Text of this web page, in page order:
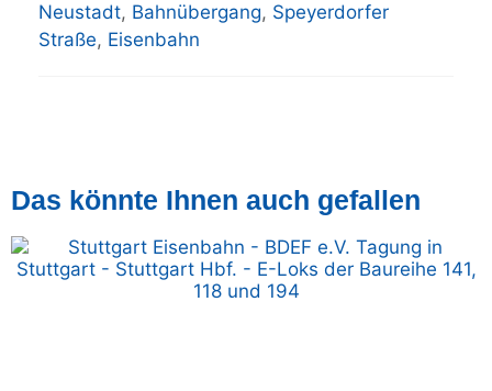
Neustadt, Bahnübergang, Speyerdorfer
Straße, Eisenbahn
Das könnte Ihnen auch gefallen